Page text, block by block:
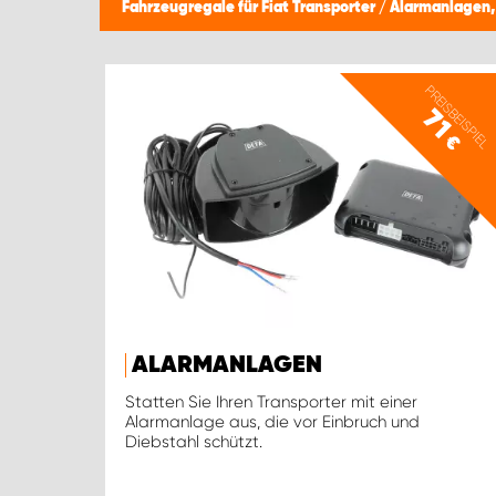
Fahrzeugregale für Fiat Transporter /
PREISBEISPIEL
71
€
ALARMANLAGEN
Statten Sie Ihren Transporter mit einer
Alarmanlage aus, die vor Einbruch und
Diebstahl schützt.